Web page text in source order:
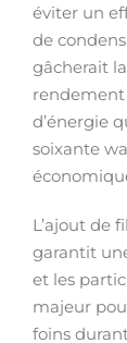
éviter un
de
gâcherait
d’énergie
soixante
L’ajout de
garantit
et les
majeur
foins